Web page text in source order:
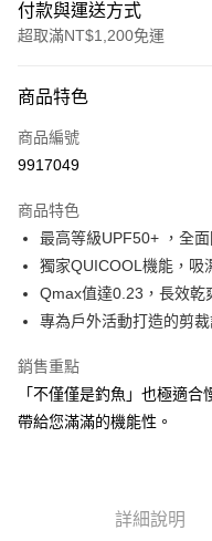
付款與運送方式
超取滿NT$1,200免運
信用卡一次付款
信用卡分期付款
合作金庫商業銀行
華南商業銀行
上海商業儲蓄銀行
國泰世華商業銀行
臺灣中小企業銀行
聯邦商業銀行
元大商業銀行
台新國際商業銀行
超商取貨付款
Apple Pay
街口支付
大哥付你分期
相關說明
【關於「AFTEE先享後付」】
AFTEE先享後付是「在收到商
商品特色
商品編號
9917049
商品特色
最高等級UPF50+ ，全
獨家QUICOOL機能，吸
Qmax值達0.23，長效乾
專為戶外活動打造的剪
銷售重點
「不僅僅是釣魚」也極適
帶給您滿滿的機能性。
詳細說明